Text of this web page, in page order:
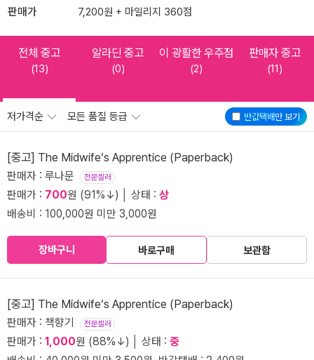
판매가 7,200원 + 마일리지 360점
전체 중고
(13)
알라딘 중고
(0)
이 광활한 우주점
(2)
판매자 중고
(11)
반값택배만 보기
저가격순 모든 품질 등급
[중고] The Midwife‘s Apprentice (Paperback)
판매자 : 루나문 전문셀러
판매가 : 700원 (91%↓) │ 상태 : 상
배송비 : 100,000원 미만 3,000원
장바구니 바로구매 보관함
[중고] The Midwife‘s Apprentice (Paperback)
판매자 : 책향기 전문셀러
판매가 : 1,000원 (88%↓) │ 상태 : 중